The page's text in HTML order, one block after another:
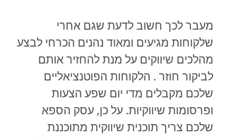
מעבר לכך חשוב לדעת שגם אחרי
שלקוחות מגיעים ומאוד נהנים הכרחי לבצע
מהלכים שיווקים על מנת להחזיר אותם
לביקור חוזר . הלקוחות הפוטנציאליים
שלכם מקבלים מדי יום שפע הצעות
ופרסומות שיווקיות. על כן, עסק הספא
שלכם צריך תוכנית שיווקית מתוכננת